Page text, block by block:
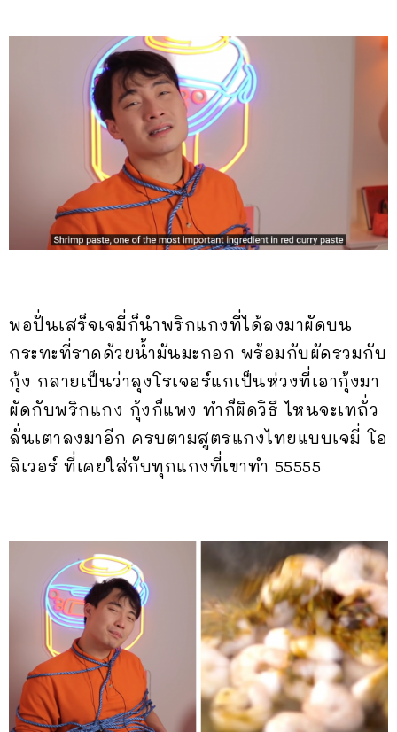
พอปั่นเสร็จเจมี่ก็นำพริกแกงที่ได้ลงมาผัดบน
กระทะที่ราดด้วยน้ำมันมะกอก พร้อมกับผัดรวมกับ
กุ้ง กลายเป็นว่าลุงโรเจอร์แกเป็นห่วงที่เอากุ้งมา
ผัดกับพริกแกง กุ้งก็แพง ทำก็ผิดวิธี ไหนจะเทถั่ว
ลั่นเตาลงมาอีก ครบตามสูตรแกงไทยแบบเจมี่ โอ
ลิเวอร์ ที่เคยใส่กับทุกแกงที่เขาทำ 55555